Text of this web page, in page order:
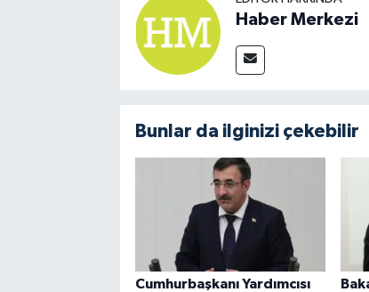
Haber Merkezi
Bunlar da ilginizi çekebilir
Cumhurbaşkanı Yardımcısı